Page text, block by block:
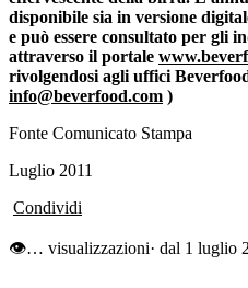
disponibile sia in versione
e può essere consultato per gli
attraverso il portale
rivolgendosi agli uffici
info@beverfood.com )
Fonte Comunicato Stampa
Luglio 2011
Condividi
👁… visualizzazioni· dal 1 luglio